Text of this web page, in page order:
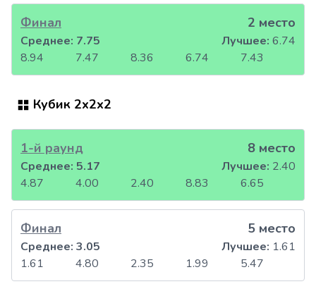
Финал 2 место
8.94 7.47 8.36 6.74 7.43
Среднее: 7.75 Лучшее: 6.74
Кубик 2x2x2
1-й раунд 8 место
4.87 4.00 2.40 8.83 6.65
Среднее: 5.17 Лучшее: 2.40
Финал 5 место
1.61 4.80 2.35 1.99 5.47
Среднее: 3.05 Лучшее: 1.61